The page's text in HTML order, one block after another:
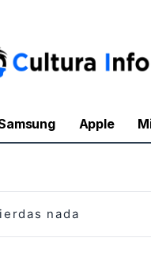
Apple
nada